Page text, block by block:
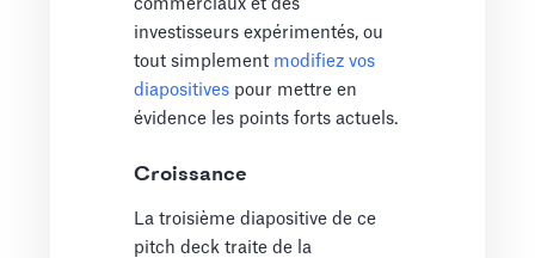
commerciaux et des
investisseurs expérimentés, ou
tout simplement modifiez vos
diapositives pour mettre en
évidence les points forts actuels.
Croissance
La troisième diapositive de ce
pitch deck traite de la